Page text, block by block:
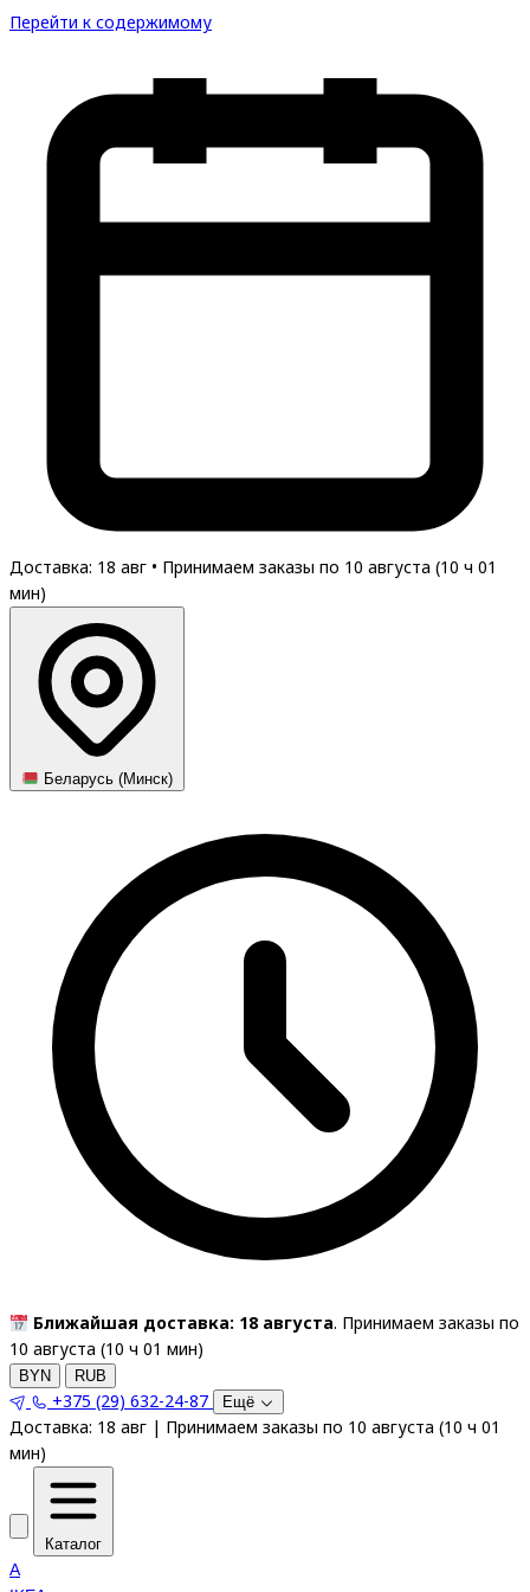
Перейти к содержимому
Доставка: 18 авг • Принимаем заказы по 10 августа (10 ч 01
мин)
Беларусь (Минск)
Ближайшая доставка: 18 августа. Принимаем заказы по
10 августа (10 ч 01 мин)
BYN RUB
+375 (29) 632-24-87 Ещё
Доставка: 18 авг | Принимаем заказы по 10 августа (10 ч 01
мин)
Каталог
A